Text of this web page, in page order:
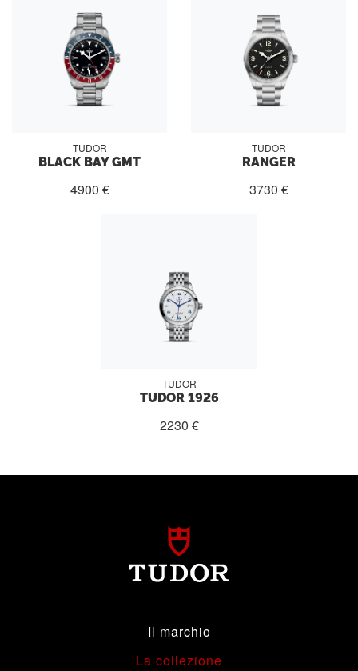
TUDOR
BLACK BAY GMT
4900 €
TUDOR
RANGER
3730 €
TUDOR
TUDOR 1926
2230 €
Il marchio
La collezione